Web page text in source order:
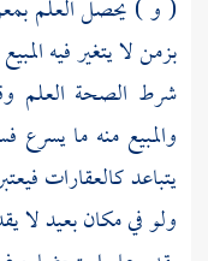
( و ) يحصل العلم
بزمن لا يتغير فيه
شرط الصحة العلم
والمبيع منه ما يسرع
يتباعد كالعقارات
ولو في مكان بعيد لا